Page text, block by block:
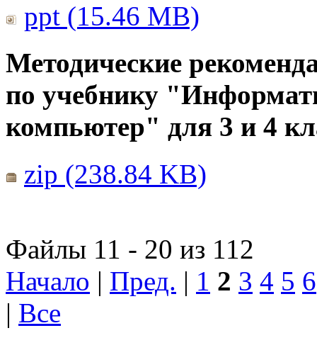
ppt (15.46 MB)
Методические
по учебнику
компьютер" для 3 и 4
zip (238.84 KB)
Файлы 11 - 20 из 112
Начало | Пред. | 1 2 3 4 5 6
| Все